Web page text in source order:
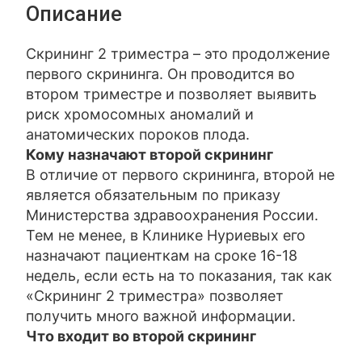
Описание
Скрининг 2 триместра – это продолжение
первого скрининга. Он проводится во
втором триместре и позволяет выявить
риск хромосомных аномалий и
анатомических пороков плода.
Кому назначают второй скрининг
В отличие от первого скрининга, второй не
является обязательным по приказу
Министерства здравоохранения России.
Тем не менее, в Клинике Нуриевых его
назначают пациенткам на сроке 16-18
недель, если есть на то показания, так как
«Скрининг 2 триместра» позволяет
получить много важной информации.
Что входит во второй скрининг